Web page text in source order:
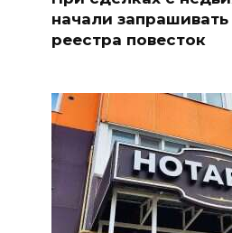
начали
реестра повесток